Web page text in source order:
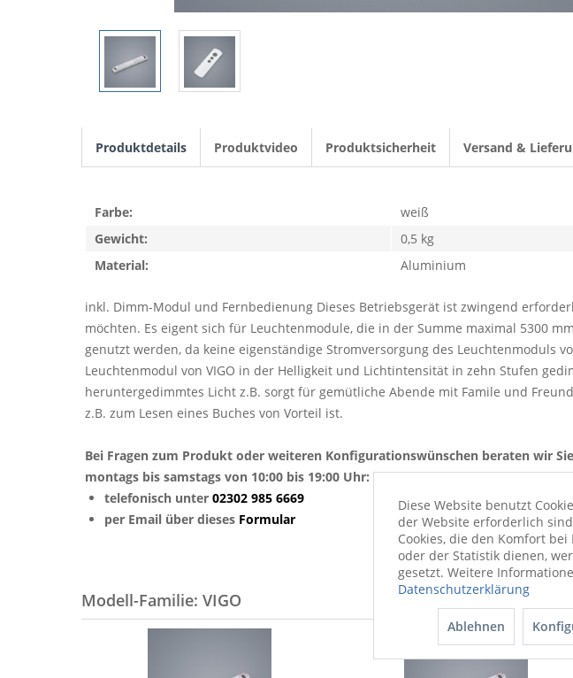
Produktdetails Produktvideo Produktsicherheit Versand &
inkl. Dimm-Modul und Fernbedienung Dieses Betriebsgerät ist zwingend
möchten. Es eigent sich für Leuchtenmodule, die in der Summe maximal 5300
genutzt werden, da keine eigenständige Stromversorgung des Leuchtenmoduls
Leuchtenmodul von VIGO in der Helligkeit und Lichtintensität in zehn Stufen
heruntergedimmtes Licht z.B. sorgt für gemütliche Abende mit Famile und
z.B. zum Lesen eines Buches von Vorteil ist.
Bei Fragen zum Produkt oder weiteren Konfigurationswünschen beraten wir
montags bis samstags von 10:00 bis 19:00 Uhr:
telefonisch unter 02302 985 6669
per Email über dieses Formular
Farbe:
weiß
Gewicht:
0,5 kg
Material:
Aluminium
Modell-Familie: VIGO
Diese Website benutzt
der Website erforderlich
Cookies, die den Komfort
oder der Statistik dienen,
gesetzt. Weitere
Datenschutzerklärung
Ablehnen